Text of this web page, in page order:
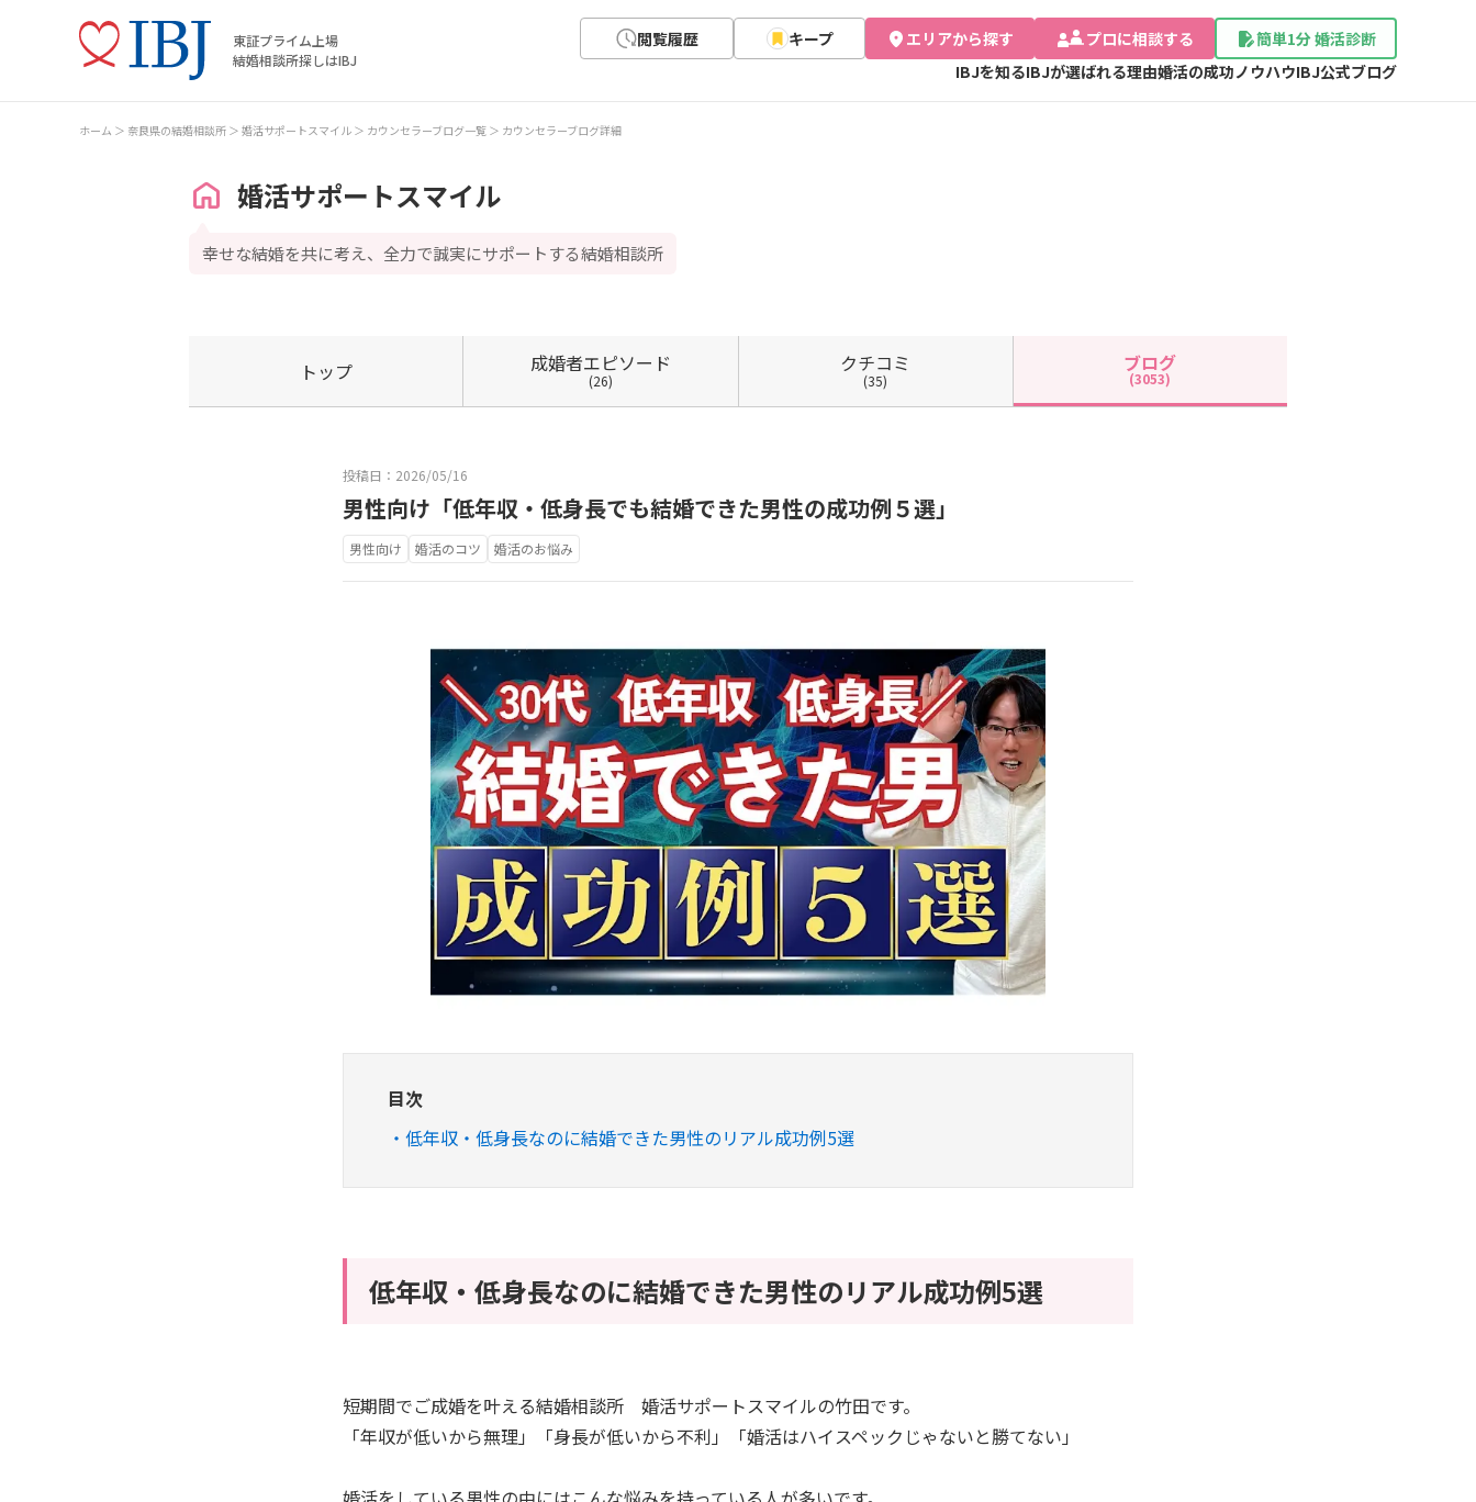
東証プライム上場
結婚相談所探しはIBJ
閲覧履歴 キープ エリアから探す プロに相談する
簡単1分 婚活診断
IBJを知るIBJが選ばれる理由婚活の成功ノウハウIBJ公式ブログ
ホーム 奈良県の結婚相談所 婚活サポートスマイル カウンセラーブログ一覧 カウンセラーブログ詳細
婚活サポートスマイル
幸せな結婚を共に考え、全力で誠実にサポートする結婚相談所
トップ 成婚者エピソード
(26)
クチコミ
(35)
ブログ
(3053)
投稿日：2026/05/16
男性向け「低年収・低身長でも結婚できた男性の成功例５選」
男性向け 婚活のコツ 婚活のお悩み
目次
低年収・低身長なのに結婚できた男性のリアル成功例5選
低年収・低身長なのに結婚できた男性のリアル成功例5選
短期間でご成婚を叶える結婚相談所 婚活サポートスマイルの竹田です。
「年収が低いから無理」「身長が低いから不利」「婚活はハイスペックじゃないと勝てない」